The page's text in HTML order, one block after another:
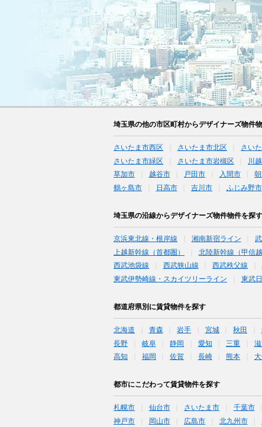
埼玉県の他の市区町村からデザイナーズ物件
さいたま市西区 さいたま市北区 さい
さいたま市緑区
さいたま市岩槻区 川
草加市
越谷市 戸田市 入間市
鶴ヶ島市
日高市 吉川市 ふじみ野市
埼玉県の沿線からデザイナーズ物件物件を探す
京浜東北線・根岸線 湘南新宿ライン
上越新幹線（首都圏）
北陸新幹線（甲信越
西武池袋線
西武狭山線 西武秩父線
東武伊勢崎線・スカイツリーライン
東武
都道府県別に賃貸物件を探す
北海道 青森 岩手 宮城 秋田
長野
岐阜 静岡 愛知 三重
高知
福岡 佐賀 長崎 熊本
都市にこだわって賃貸物件を探す
札幌市 仙台市 さいたま市 千葉市
神戸市
岡山市 広島市 北九州市